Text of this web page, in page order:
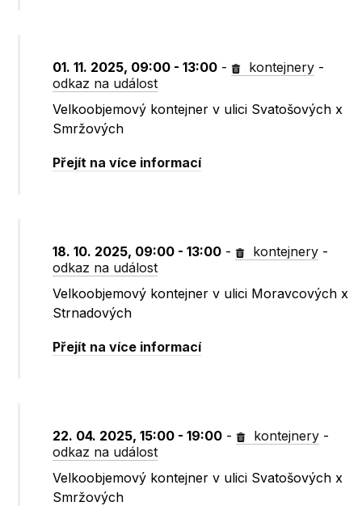
01. 11. 2025, 09:00 - 13:00 - kontejnery -
odkaz na událost
Velkoobjemový kontejner v ulici Svatošových x
Smržových
Přejít na více informací
18. 10. 2025, 09:00 - 13:00 - kontejnery -
odkaz na událost
Velkoobjemový kontejner v ulici Moravcových x
Strnadových
Přejít na více informací
22. 04. 2025, 15:00 - 19:00 - kontejnery -
odkaz na událost
Velkoobjemový kontejner v ulici Svatošových x
Smržových